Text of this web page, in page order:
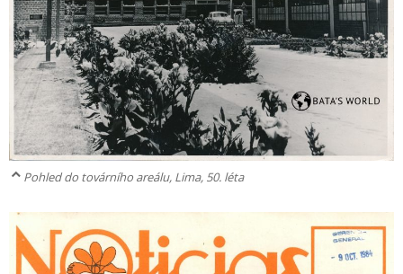
Pohled do továrního areálu, Lima, 50. léta